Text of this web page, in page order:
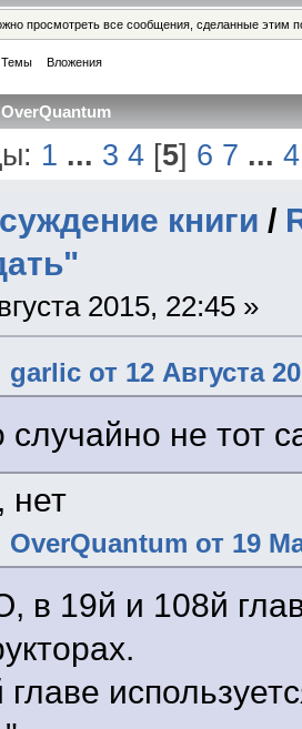
просмотреть все сообщения, сделанные этим
Темы Вложения
1 ... 3 4 [5] 6 7 ...
книги /
2015, 22:45 »
garlic от 12 Августа
случайно не тот
OverQuantum от 19
в 19й и 108й
главе